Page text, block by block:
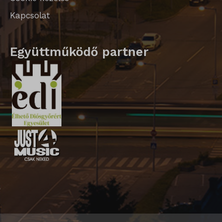
Kapcsolat
Együttműködő partner
ssm_au_c